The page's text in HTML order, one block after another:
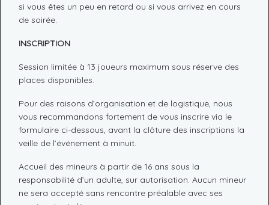
si vous êtes un peu en retard ou si vous arrivez en cours
de soirée.
INSCRIPTION
Session limitée à 13 joueurs maximum sous réserve des
places disponibles.
Pour des raisons d’organisation et de logistique, nous
vous recommandons fortement de vous inscrire via le
formulaire ci-dessous, avant la clôture des inscriptions la
veille de l’événement à minuit.
Accueil des mineurs à partir de 16 ans sous la
responsabilité d’un adulte, sur autorisation. Aucun mineur
ne sera accepté sans rencontre préalable avec ses